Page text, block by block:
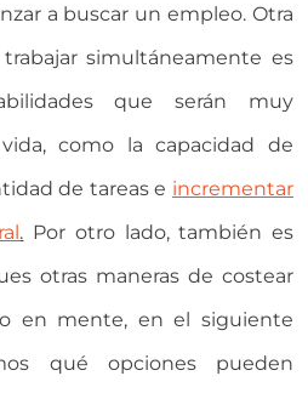
a buscar un empleo. Otra
simultáneamente es
que serán muy
como la capacidad de
de tareas e incrementar
. Por otro lado, también es
otras maneras de costear
en mente, en el siguiente
qué opciones pueden